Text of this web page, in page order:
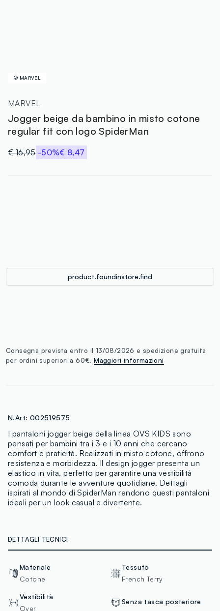
© MARVEL
MARVEL
Jogger beige da bambino in misto cotone
regular fit con logo SpiderMan
€ 16,95 -50%€ 8,47
product.foundinstore.find
Consegna prevista entro il 13/08/2026 e spedizione gratuita
per ordini superiori a 60€.Maggiori informazioni
N.Art: 002519575
I pantaloni jogger beige della linea OVS KIDS sono
pensati per bambini tra i 3 e i 10 anni che cercano
comfort e praticità. Realizzati in misto cotone, offrono
resistenza e morbidezza. Il design jogger presenta un
elastico in vita, perfetto per garantire una vestibilità
comoda durante le avventure quotidiane. Dettagli
ispirati al mondo di SpiderMan rendono questi pantaloni
ideali per un look casual e divertente.
DETTAGLI TECNICI
Materiale
Cotone
Tessuto
French Terry
Vestibilità
Over
Senza tasca posteriore